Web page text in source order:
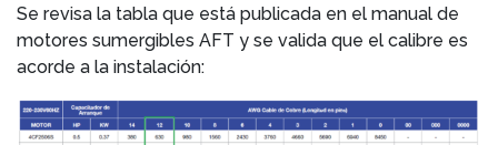
Se revisa la tabla que está publicada en el manual de
motores sumergibles AFT y se valida que el calibre es
acorde a la instalación: